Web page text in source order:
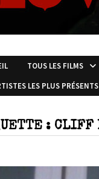
TOUS LES FILMS
LES PLUS PRÉSENTS
: CLIFF